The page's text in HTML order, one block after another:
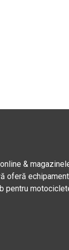
&
oferă
pentru